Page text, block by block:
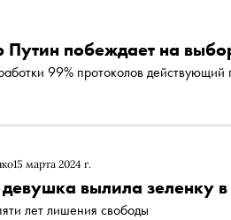
Путин побеждает на
99% протоколов действующий
15 марта 2024 г.
вылила зеленку
лет лишения свободы